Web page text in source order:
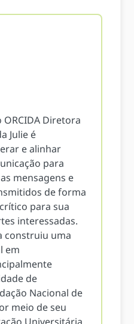
Diretora
Julie é
e alinhar
para
mensagens e
de forma
para sua
interessadas.
construiu uma
em
de
Nacional de
meio de seu